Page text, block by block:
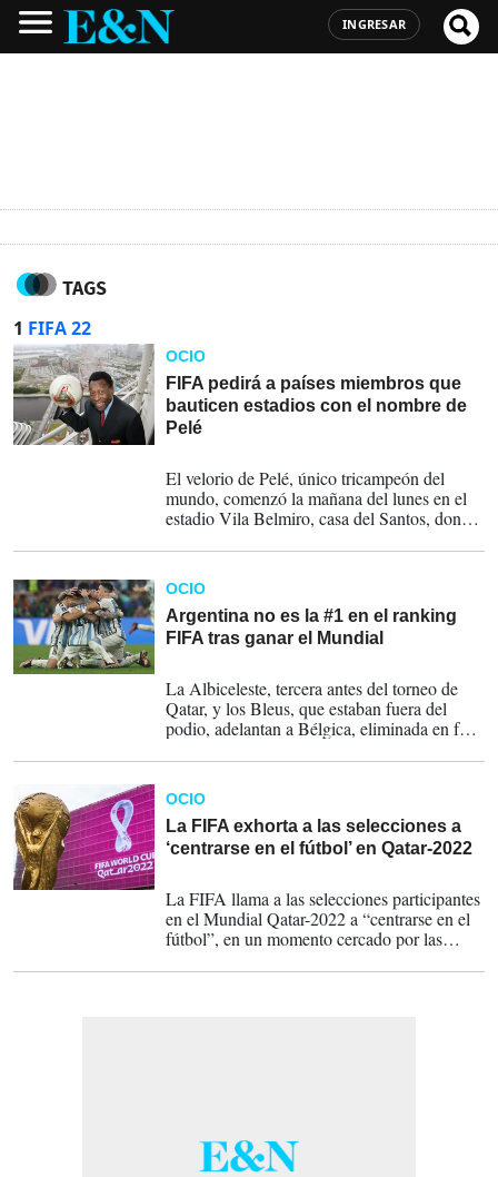
INGRESAR
TAGS
1 FIFA 22
OCIO
FIFA pedirá a países miembros que
bauticen estadios con el nombre de
Pelé
El velorio de Pelé, único tricampeón del
mundo, comenzó la mañana del lunes en el
estadio Vila Belmiro, casa del Santos, donde
profesional.
OCIO
Argentina no es la #1 en el ranking
FIFA tras ganar el Mundial
La Albiceleste, tercera antes del torneo de
Qatar, y los Bleus, que estaban fuera del
podio, adelantan a Bélgica, eliminada en fase
final, logra mantener la primera posición, que
ocupa desde el 31 de marzo.
OCIO
La FIFA exhorta a las selecciones a
‘centrarse en el fútbol’ en Qatar-2022
La FIFA llama a las selecciones participantes
en el Mundial Qatar-2022 a “centrarse en el
fútbol”, en un momento cercado por las